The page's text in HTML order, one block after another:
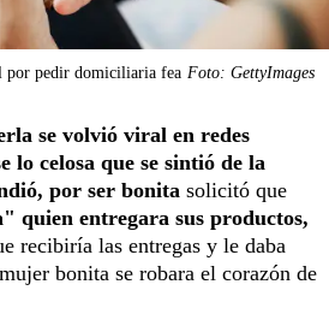
por pedir domiciliaria fea Foto: GettyImages
se volvió viral en redes
lo celosa que se sintió de la
por ser bonita solicitó que
quien entregara sus productos,
recibiría las entregas y le daba
bonita se robara el corazón de